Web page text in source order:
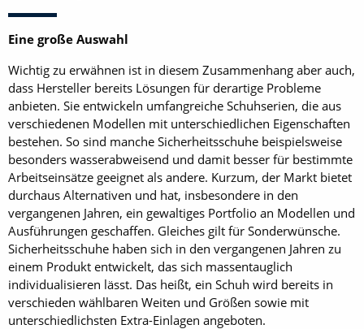
Eine große Auswahl
Wichtig zu erwähnen ist in diesem Zusammenhang aber auch,
dass Hersteller bereits Lösungen für derartige Probleme
anbieten. Sie entwickeln umfangreiche Schuhserien, die aus
verschiedenen Modellen mit unterschiedlichen Eigenschaften
bestehen. So sind manche Sicherheitsschuhe beispielsweise
besonders wasserabweisend und damit besser für bestimmte
Arbeitseinsätze geeignet als andere. Kurzum, der Markt bietet
durchaus Alternativen und hat, insbesondere in den
vergangenen Jahren, ein gewaltiges Portfolio an Modellen und
Ausführungen geschaffen. Gleiches gilt für Sonderwünsche.
Sicherheitsschuhe haben sich in den vergangenen Jahren zu
einem Produkt entwickelt, das sich massentauglich
individualisieren lässt. Das heißt, ein Schuh wird bereits in
verschieden wählbaren Weiten und Größen sowie mit
unterschiedlichsten Extra-Einlagen angeboten.